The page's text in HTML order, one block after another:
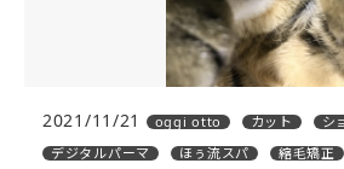
2021/11/21 oggi otto カット
シ
デジタルパーマ
ほぅ流スパ 縮毛矯正